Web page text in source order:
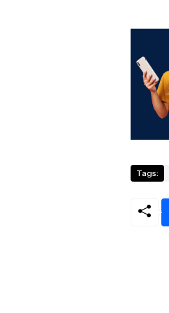
Tags: